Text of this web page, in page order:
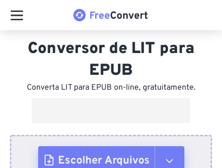
Conversor de LIT para
EPUB
Converta LIT para EPUB on-line, gratuitamente.
Escolher Arquivos